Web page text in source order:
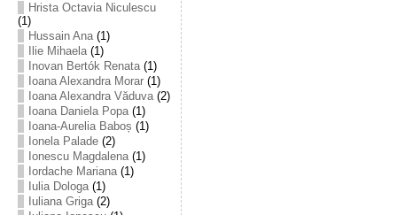
Hrista Octavia Niculescu
(1)
Hussain Ana(1)
Ilie Mihaela(1)
Inovan Bertók Renata(1)
Ioana Alexandra Morar(1)
Ioana Alexandra Văduva(2)
Ioana Daniela Popa(1)
Ioana-Aurelia Baboș (1)
Ionela Palade(2)
Ionescu Magdalena(1)
Iordache Mariana(1)
Iulia Dologa(1)
Iuliana Griga(2)